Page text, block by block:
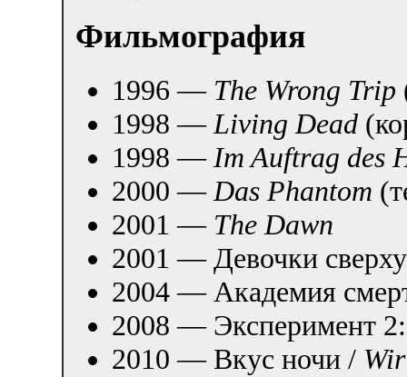
Фильмография
1996 — The Wrong Trip
1998 —Living Dead
1998 —Im Auftrag des
2000 —Das Phantom
2001 — The Dawn
2001 — Девочки
2004 — Академия
2008 — Эксперимент
2010 — Вкус ночи /